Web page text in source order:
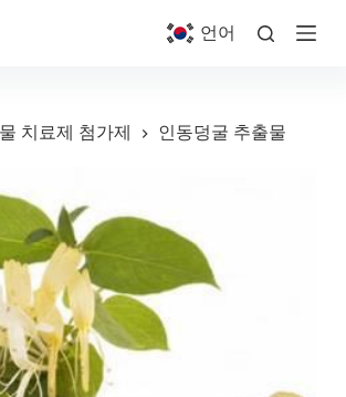
언어
치료제 첨가제 인동덩굴 추출물